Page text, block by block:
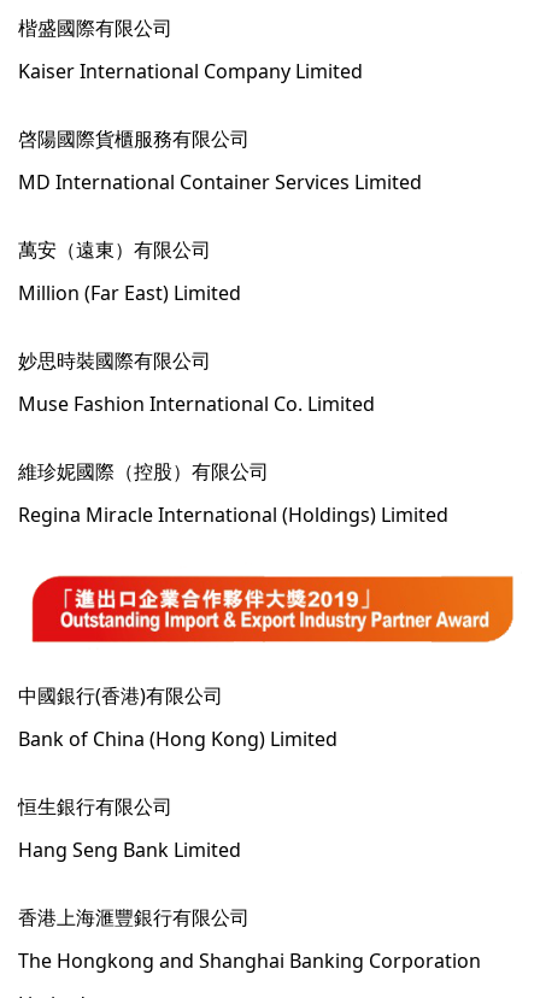
楷盛國際有限公司
Kaiser International Company Limited
啓陽國際貨櫃服務有限公司
MD International Container Services Limited
萬安（遠東）有限公司
Million (Far East) Limited
妙思時裝國際有限公司
Muse Fashion International Co. Limited
維珍妮國際（控股）有限公司
Regina Miracle International (Holdings) Limited
中國銀行(香港)有限公司
Bank of China (Hong Kong) Limited
恒生銀行有限公司
Hang Seng Bank Limited
香港上海滙豐銀行有限公司
The Hongkong and Shanghai Banking Corporation